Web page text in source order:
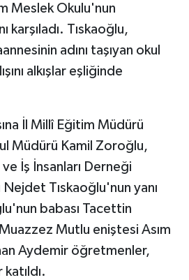
Meslek Okulu'nun
karşıladı. Tıskaoğlu,
adını taşıyan okul
alkışlar eşliğinde
İl Millî Eğitim Müdürü
Müdürü Kamil Zoroğlu,
İş İnsanları Derneği
Nejdet Tıskaoğlu'nun yanı
babası Tacettin
Mutlu eniştesi Asım
Aydemir öğretmenler,